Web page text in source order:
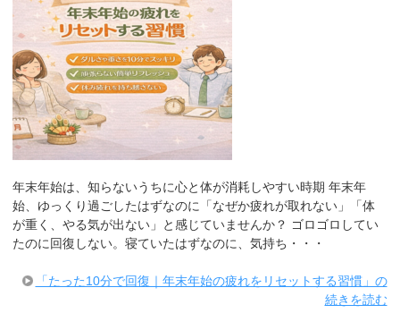
年末年始は、知らないうちに心と体が消耗しやすい時期 年末年
始、ゆっくり過ごしたはずなのに「なぜか疲れが取れない」「体
が重く、やる気が出ない」と感じていませんか？ ゴロゴロしてい
たのに回復しない。寝ていたはずなのに、気持ち・・・
「たった10分で回復｜年末年始の疲れをリセットする習慣」の
続きを読む